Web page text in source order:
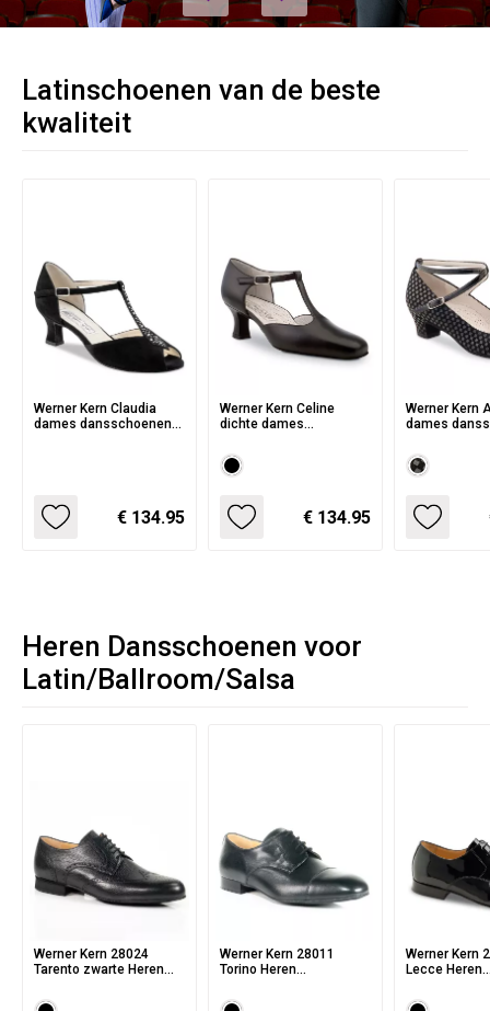
Latinschoenen van de beste
kwaliteit
Werner Kern Claudia
dames dansschoenen
€ 134.95
Werner Kern Celine
dichte dames
bandje en flare hakje -
comfort lijn
€ 134.95
Werner Kern
dames
Blokjes print
Heren Dansschoenen voor
Latin/Ballroom/Salsa
Werner Kern 28024
Tarento zwarte Heren
soepel Herten Leer
Werner Kern 28011
Torino Heren
zwart nappa Leer met
Werner Kern
Lecce Heren
zwart